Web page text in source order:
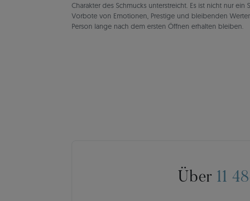
Charakter des Schmucks unterstreicht. Es ist nicht nur ein
Vorbote von Emotionen, Prestige und bleibenden
Person lange nach dem ersten Öffnen erhalten bleiben.
Über 11